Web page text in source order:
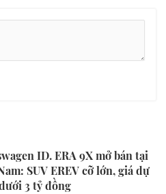
ID. ERA 9X mở bán tại
SUV EREV cỡ lớn, giá dự
3 tỷ đồng